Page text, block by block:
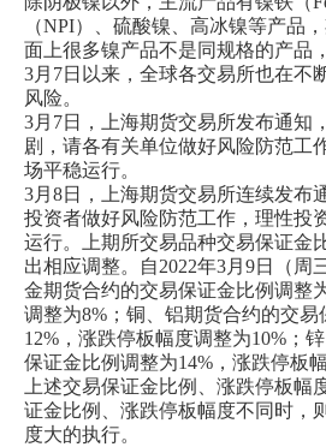
（NPI）、硫酸镍、高冰镍等产品
面上很多镍产品不是同规格的产品
3月7日以来，全球各交易所也在不
风险。
3月7日，上海期货交易所发布通知
剧，请各有关单位做好风险防范工
场平稳运行。
3月8日，上海期货交易所连续发布
投资者做好风险防范工作，理性投
运行。上期所交易品种交易保证金
出相应调整。自2022年3月9日（周
金期货合约的交易保证金比例调整
调整为8%；铜、铝期货合约的交易
12%，涨跌停板幅度调整为10%；
保证金比例调整为14%，涨跌停板
上述交易保证金比例、涨跌停板幅
证金比例、涨跌停板幅度不同时，
度大的执行。